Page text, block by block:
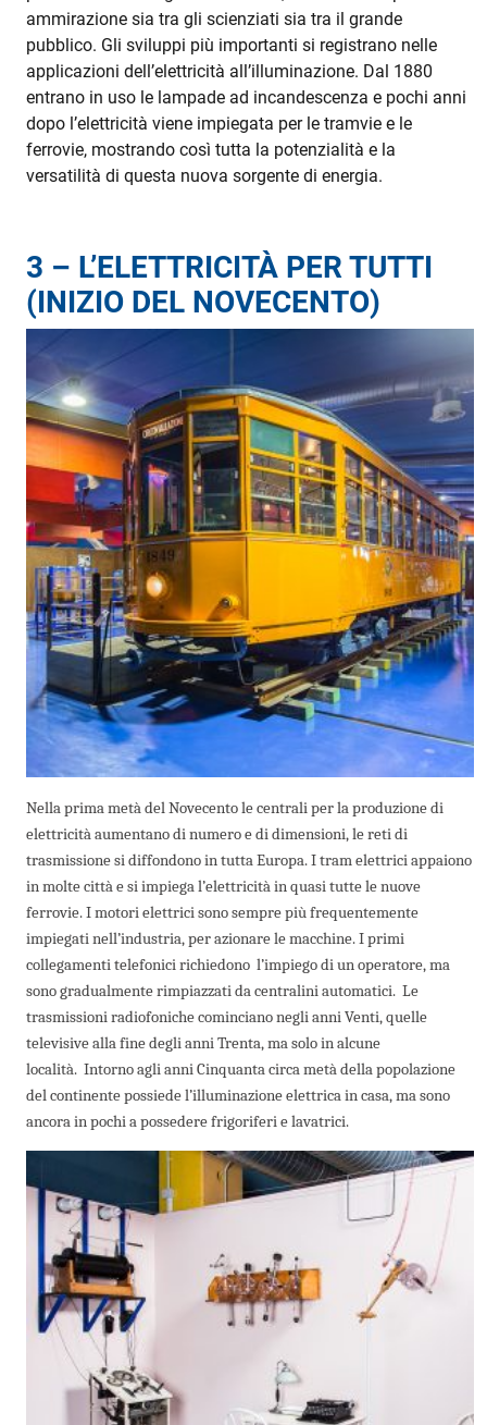
ammirazione sia tra gli scienziati sia tra il grande
pubblico. Gli sviluppi più importanti si registrano nelle
applicazioni dell’elettricità all’illuminazione. Dal 1880
entrano in uso le lampade ad incandescenza e pochi anni
dopo l’elettricità viene impiegata per le tramvie e le
ferrovie, mostrando così tutta la potenzialità e la
versatilità di questa nuova sorgente di energia.
3 – L’ELETTRICITÀ PER TUTTI
(INIZIO DEL NOVECENTO)
Nella prima metà del Novecento le centrali per la produzione di
elettricità aumentano di numero e di dimensioni, le reti di
trasmissione si diffondono in tutta Europa.I tram elettrici appaiono
in molte città e si impiega l’elettricità in quasi tutte le nuove
ferrovie.I motori elettrici sono sempre più frequentemente
impiegati nell’industria, per azionare le macchine. I primi
collegamenti telefonici richiedono l’impiego di un operatore, ma
sono gradualmente rimpiazzati da centralini automatici. Le
trasmissioni radiofoniche cominciano negli anni Venti, quelle
televisive alla fine degli anni Trenta, ma solo in alcune
località. Intorno agli anni Cinquanta circa metà della popolazione
del continente possiede l’illuminazione elettrica in casa, ma sono
ancora in pochi a possedere frigoriferi e lavatrici.